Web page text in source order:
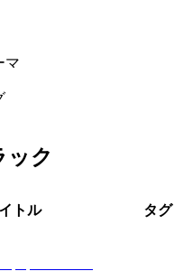
マ
ック
トル タグ